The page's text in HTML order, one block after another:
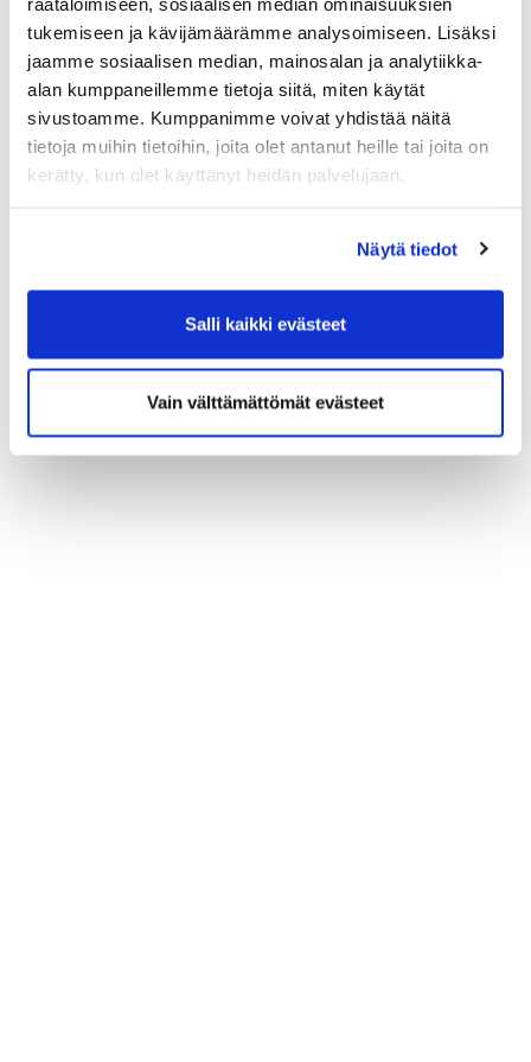
tukemiseen ja kävijämäärämme analysoimiseen. Lisäksi
jaamme sosiaalisen median, mainosalan ja analytiikka-
alan kumppaneillemme tietoja siitä, miten käytät
sivustoamme. Kumppanimme voivat yhdistää näitä
tietoja muihin tietoihin, joita olet antanut heille tai joita on
kerätty, kun olet käyttänyt heidän palvelujaan.
Näytä tiedot
Salli kaikki evästeet
Vain välttämättömät evästeet
(*) Information is mandatory